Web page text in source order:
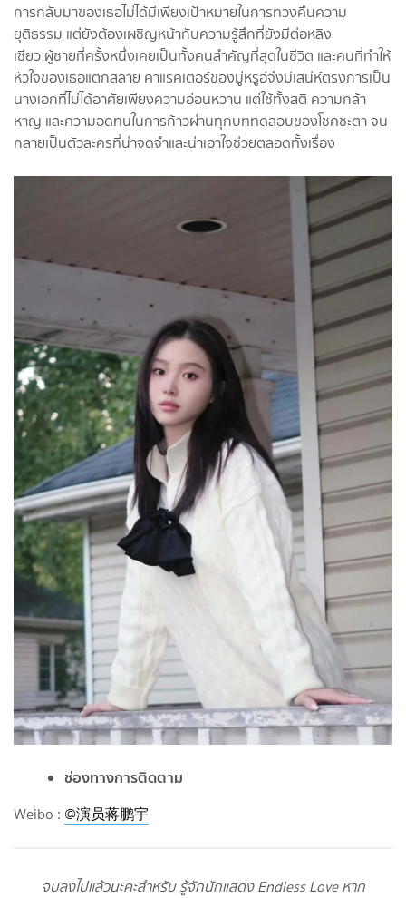
การกลับมาของเธอไม่ได้มีเพียงเป้าหมายในการทวงคืนความ
ยุติธรรม แต่ยังต้องเผชิญหน้ากับความรู้สึกที่ยังมีต่อหลิง
เซียว ผู้ชายที่ครั้งหนึ่งเคยเป็นทั้งคนสำคัญที่สุดในชีวิต และคนที่ทำให้
หัวใจของเธอแตกสลาย คาแรคเตอร์ของมู่หรูอีจึงมีเสน่ห์ตรงการเป็น
นางเอกที่ไม่ได้อาศัยเพียงความอ่อนหวาน แต่ใช้ทั้งสติ ความกล้า
หาญ และความอดทนในการก้าวผ่านทุกบททดสอบของโชคชะตา จน
กลายเป็นตัวละครที่น่าจดจำและน่าเอาใจช่วยตลอดทั้งเรื่อง
ช่องทางการติดตาม
Weibo : @演员蒋鹏宇
จบลงไปแล้วนะคะสำหรับ รู้จักนักแสดง Endless Love หาก